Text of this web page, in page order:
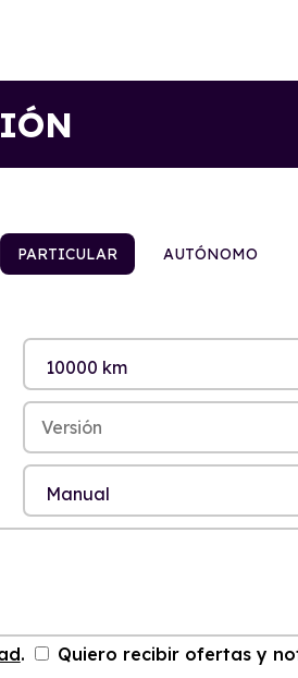
PARTICULAR AUTÓNOMO
. Quiero recibir ofertas y